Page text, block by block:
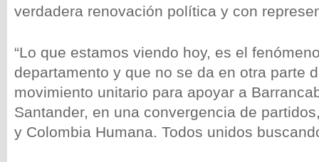
verdadera renovación política y con
“Lo que estamos viendo hoy, es el
departamento y que no se da en otra parte
movimiento unitario para apoyar a
Santander, en una convergencia de
y Colombia Humana. Todos unidos
wp-